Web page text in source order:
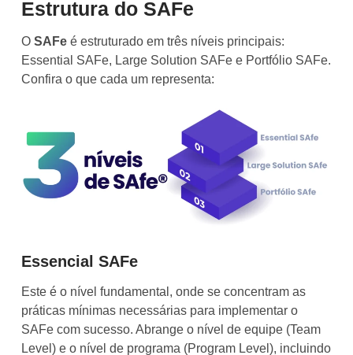
Estrutura do SAFe
O SAFe é estruturado em três níveis principais:
Essential SAFe, Large Solution SAFe e Portfólio SAFe.
Confira o que cada um representa:
Essencial SAFe
Este é o nível fundamental, onde se concentram as
práticas mínimas necessárias para implementar o
SAFe com sucesso. Abrange o nível de equipe (Team
Level) e o nível de programa (Program Level), incluindo